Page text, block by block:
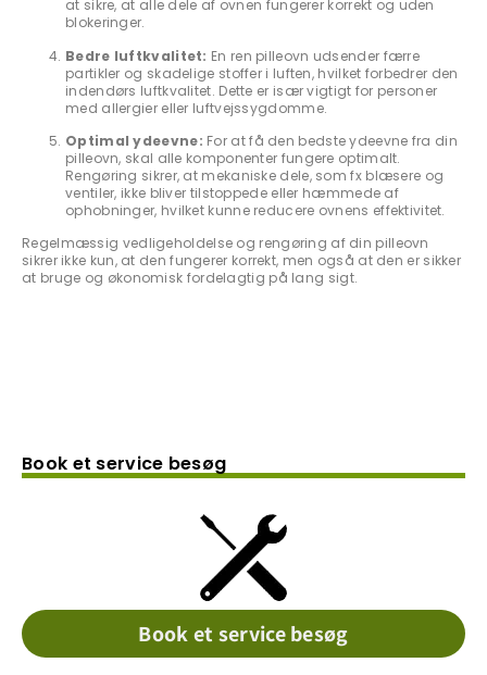
at sikre, at alle dele af ovnen fungerer korrekt og uden
blokeringer.
Bedre luftkvalitet: En ren pilleovn udsender færre
partikler og skadelige stoffer i luften, hvilket forbedrer den
indendørs luftkvalitet. Dette er især vigtigt for personer
med allergier eller luftvejssygdomme.
Optimal ydeevne: For at få den bedste ydeevne fra din
pilleovn, skal alle komponenter fungere optimalt.
Rengøring sikrer, at mekaniske dele, som fx blæsere og
ventiler, ikke bliver tilstoppede eller hæmmede af
ophobninger, hvilket kunne reducere ovnens effektivitet.
Regelmæssig vedligeholdelse og rengøring af din pilleovn
sikrer ikke kun, at den fungerer korrekt, men også at den er sikker
at bruge og økonomisk fordelagtig på lang sigt.
Book et service besøg
Book et service besøg